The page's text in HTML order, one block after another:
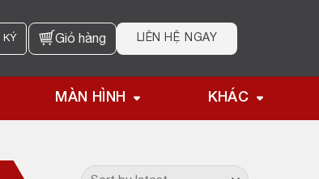
KÝ Giỏ hàng LIÊN HỆ NGAY
MÀN HÌNH KHÁC